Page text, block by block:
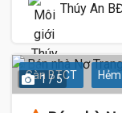
Thúy An
Sàn BTCT
1 / 5